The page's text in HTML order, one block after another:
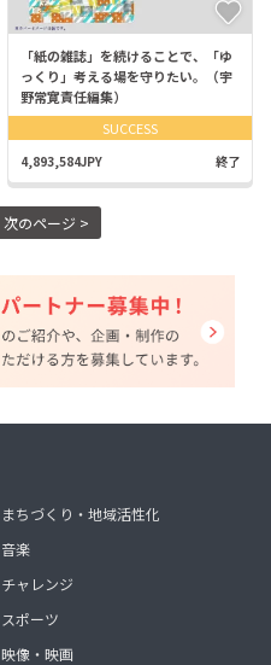
「紙の雑誌」を続けることで、「ゆ
っくり」考える場を守りたい。（宇
野常寛責任編集）
SUCCESS
4,893,584JPY 終了
次のページ >
まちづくり・地域活性化
音楽
チャレンジ
スポーツ
映像・映画